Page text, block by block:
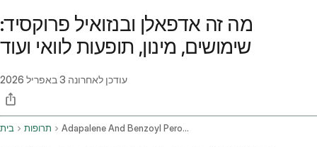
מה זה אדפאלן ובנזואיל פרוקסיד:
שימושים, מינון, תופעות לוואי ועוד
עודכן לאחרונה 3 באפריל 2026
בית תרופות Adapalene And Benzoyl Peroxide Topical Application Route